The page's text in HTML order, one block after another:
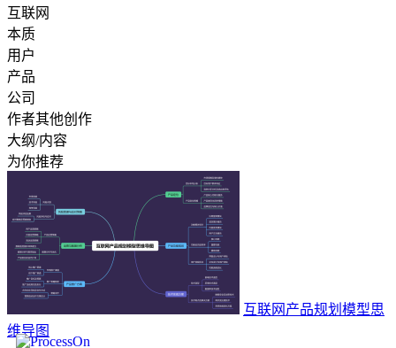
互联网
本质
用户
产品
公司
作者其他创作
大纲/内容
为你推荐
互联网产品规划模型思
维导图